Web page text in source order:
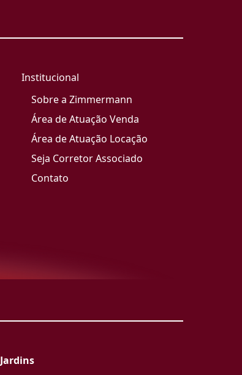
Institucional
Sobre a Zimmermann
Área de Atuação Venda
Área de Atuação Locação
Seja Corretor Associado
Contato
Jardins